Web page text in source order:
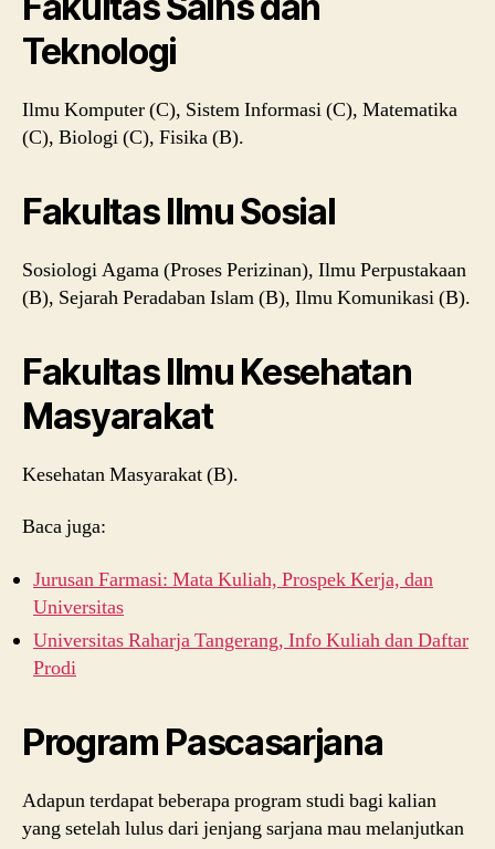
Teknologi
Ilmu Komputer (C), Sistem Informasi (C), Matematika
(C), Biologi (C), Fisika (B).
Fakultas Ilmu Sosial
Sosiologi Agama (Proses Perizinan), Ilmu Perpustakaan
(B), Sejarah Peradaban Islam (B), Ilmu Komunikasi (B).
Fakultas Ilmu Kesehatan
Masyarakat
Kesehatan Masyarakat (B).
Baca juga:
Jurusan Farmasi: Mata Kuliah, Prospek Kerja, dan
Universitas
Universitas Raharja Tangerang, Info Kuliah dan Daftar
Prodi
Program Pascasarjana
Adapun terdapat beberapa program studi bagi kalian
yang setelah lulus dari jenjang sarjana mau melanjutkan